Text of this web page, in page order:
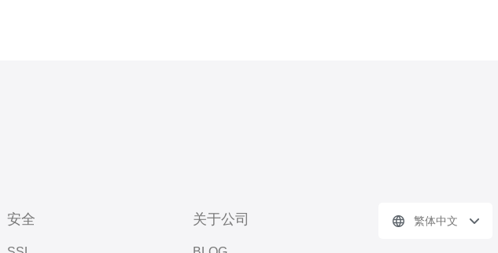
安全 关于公司 繁体中文